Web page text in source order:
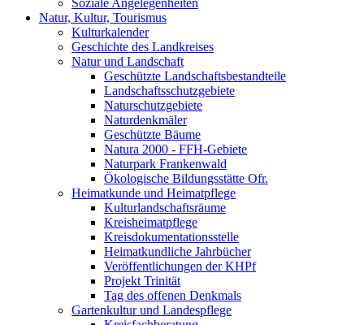
Soziale Angelegenheiten
Natur, Kultur, Tourismus
Kulturkalender
Geschichte des Landkreises
Natur und Landschaft
Geschützte Landschaftsbestandteile
Landschaftsschutzgebiete
Naturschutzgebiete
Naturdenkmäler
Geschützte Bäume
Natura 2000 - FFH-Gebiete
Naturpark Frankenwald
Ökologische Bildungsstätte Ofr.
Heimatkunde und Heimatpflege
Kulturlandschaftsräume
Kreisheimatpflege
Kreisdokumentationsstelle
Heimatkundliche Jahrbücher
Veröffentlichungen der KHPf
Projekt Trinität
Tag des offenen Denkmals
Gartenkultur und Landespflege